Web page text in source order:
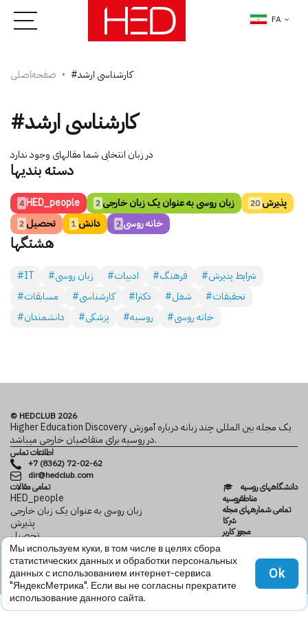
FA
صفحه‌اصلی #کارشناسی ارشد
#کارشناسی ارشد
در زبان انتخابی شما مقاله­ای وجود ندارد
دسته بندی­ها
HED_people
4 زبان روسی به عنوان یک زبان خارجی 2 پذیرش 20
تحصیل 2 دانش 1 خانه روسی 2
هشتگ­ها
#IT #زبان روسی #ادبیات #فرهنگ
#شرایط پذیرش
#مسابقات
#کارشناسی #دکترا #شغل
#تحقیقات
#دانشمندان
#پزشکی #روسیه #خانه روسی
© HEDCLUB 2026
Higher Education Discovery یک مجله بین المللی چند زبانه درباره آموزش
در روسیه برای متقاضیان خارجی می­باشد.
اطلاعات تماس
+7 (8362) 72-02-62
dir@hedclub.com
تمامی مقالات
HED_people
زبان روسی به عنوان یک زبان خارجی
پذیرش
تحصیل
دانش
خانه روسی
دانشگاه­های روسیه
مناطقروسیه
تمامی شماره­های مجله
شرکا
مجوز کاربر
Мы используем куки, в том числе в целях сбора
статистических данных и обработки персональных
данных с использованием интернет-сервиса
"ЯндексМетрика". Если вы не согласны прекратите
использование данного сайта.
Ok